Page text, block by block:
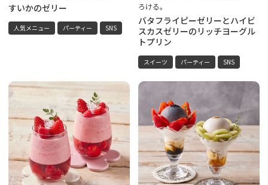
すいかのゼリー
人気メニュー パーティー SNS
ろける。
バタフライピーゼリーとハイビ
スカスゼリーのリッチヨーグル
トプリン
スイーツ パーティー SNS